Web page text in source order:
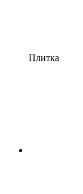
Плитка